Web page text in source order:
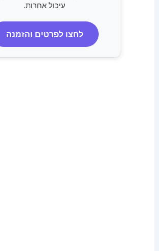
עיכול אחרות.
לחצו לפרטים והזמנה